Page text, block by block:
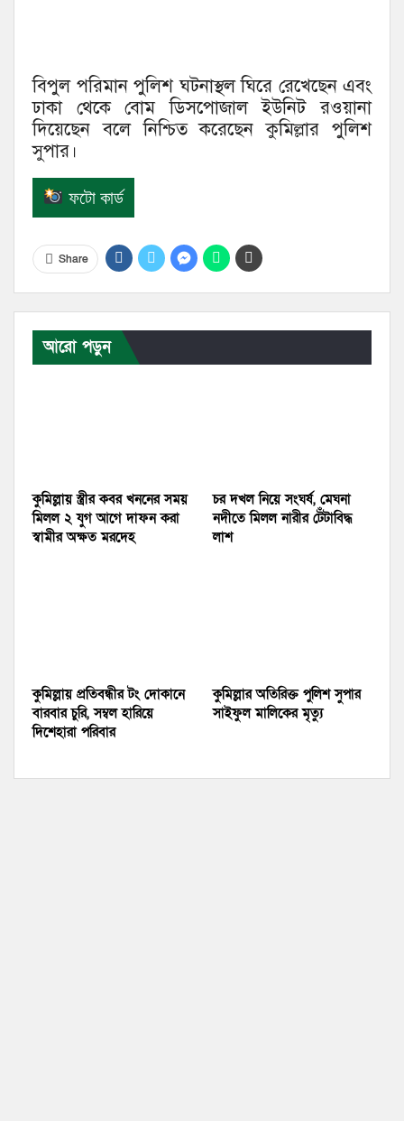
বিপুল পরিমান পুলিশ ঘটনাস্থল ঘিরে রেখেছেন এবং
ঢাকা থেকে বোম ডিসপোজাল ইউনিট রওয়ানা
দিয়েছেন বলে নিশ্চিত করেছেন কুমিল্লার পুলিশ
সুপার।
ফটো কার্ড
Share
আরো পড়ুন
কুমিল্লায় স্ত্রীর কবর খননের সময়
মিলল ২ যুগ আগে দাফন করা
স্বামীর অক্ষত মরদেহ
চর দখল নিয়ে সংঘর্ষ, মেঘনা
নদীতে মিলল নারীর টেঁটাবিদ্ধ
লাশ
কুমিল্লায় প্রতিবন্ধীর টং দোকানে
বারবার চুরি, সম্বল হারিয়ে
দিশেহারা পরিবার
কুমিল্লার অতিরিক্ত পুলিশ সুপার
সাইফুল মালিকের মৃত্যু